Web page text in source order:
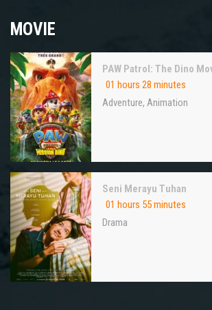
MOVIE
PAW Patrol: The Dino
01 hours 28 minutes
Adventure, Animation
Seni Merayu Tuhan
01 hours 55 minutes
Drama